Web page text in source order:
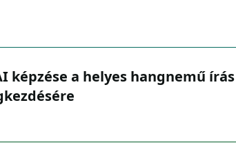
képzése a helyes hangnemű írás